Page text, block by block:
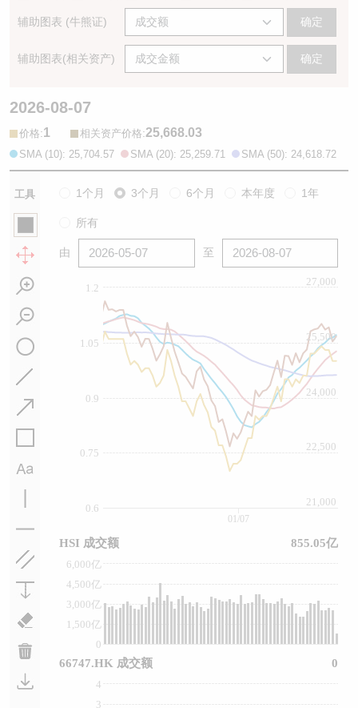
辅助图表 (牛熊证) 确定
辅助图表(相关资产) 确定
2026-08-07
价格:1 相关资产价格:25,668.03
SMA (10): 25,704.57 SMA (20): 25,259.71 SMA (50): 24,618.72
工具 1个月 3个月 6个月 本年度 1年
所有
由 至
0.6
0.9
1.2
0.75
1.05
21,000
24,000
27,000
22,500
25,500
0
1,500亿
3,000亿
4,500亿
6,000亿
3
4
01/07
HSI 成交额 855.05亿
66747.HK 成交额 0